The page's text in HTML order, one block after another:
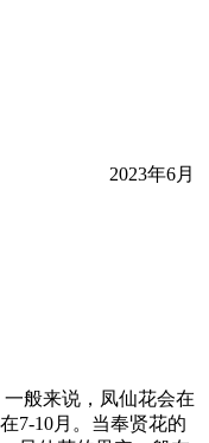
2023年6月
般来说，凤仙花会在
7-10月。当奉贤花的